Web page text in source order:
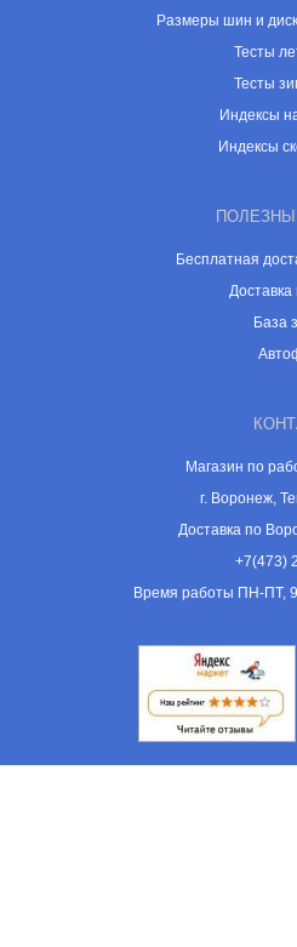
Размеры шин и
Тесты
Тесты
Индексы
Индексы
Бесплатная
Доставка
База
Магазин по
г. Воронеж,
Доставка по
+7(473)
Время работы ПН-ПТ,